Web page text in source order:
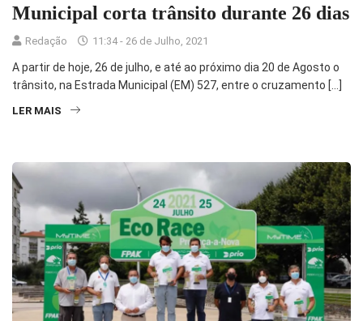
Municipal corta trânsito durante 26 dias
Redação 11:34 - 26 de Julho, 2021
A partir de hoje, 26 de julho, e até ao próximo dia 20 de Agosto o
trânsito, na Estrada Municipal (EM) 527, entre o cruzamento […]
LER MAIS